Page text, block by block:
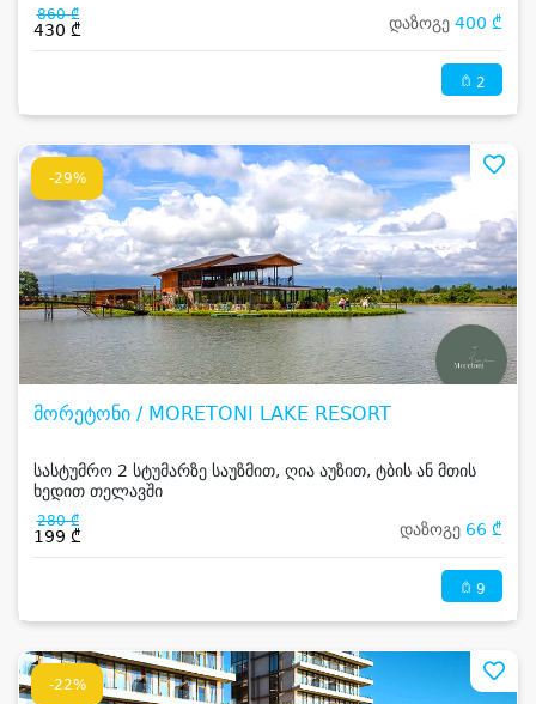
860 ₾
430 ₾ დაზოგე 400 ₾
2
-29%
მორეტონი / MORETONI LAKE RESORT
სასტუმრო 2 სტუმარზე საუზმით, ღია აუზით, ტბის ან მთის
ხედით თელავში
280 ₾
199 ₾ დაზოგე 66 ₾
9
-22%